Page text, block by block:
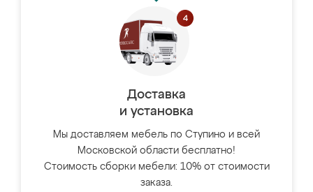
Доставка
и установка
Мы доставляем мебель по Ступино и всей
Московской области бесплатно!
Стоимость сборки мебели: 10% от стоимости
заказа.